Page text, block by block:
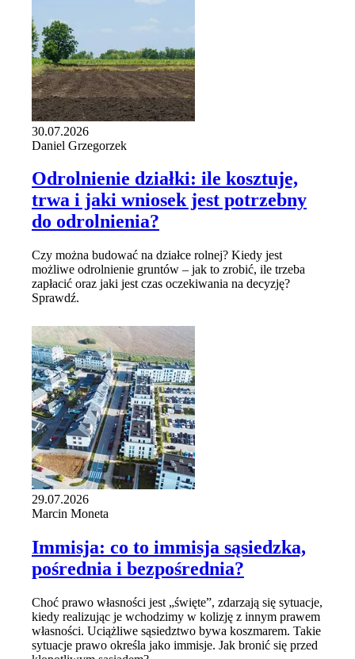
30.07.2026
Daniel Grzegorzek
Odrolnienie działki: ile kosztuje,
trwa i jaki wniosek jest potrzebny
do odrolnienia?
Czy można budować na działce rolnej? Kiedy jest
możliwe odrolnienie gruntów – jak to zrobić, ile trzeba
zapłacić oraz jaki jest czas oczekiwania na decyzję?
Sprawdź.
29.07.2026
Marcin Moneta
Immisja: co to immisja sąsiedzka,
pośrednia i bezpośrednia?
Choć prawo własności jest „święte”, zdarzają się sytuacje,
kiedy realizując je wchodzimy w kolizję z innym prawem
własności. Uciążliwe sąsiedztwo bywa koszmarem. Takie
sytuacje prawo określa jako immisje. Jak bronić się przed